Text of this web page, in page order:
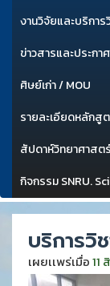
งานวิจัยและบริการ
ข่าวสารและประกาศ
ศิษย์เก่า / MOU
รายละเอียดหลักสู
สัปดาห์วิทยาศาสต
กิจกรรม SNRU.
บริการวิ
เผยเเพร่เมื่อ11